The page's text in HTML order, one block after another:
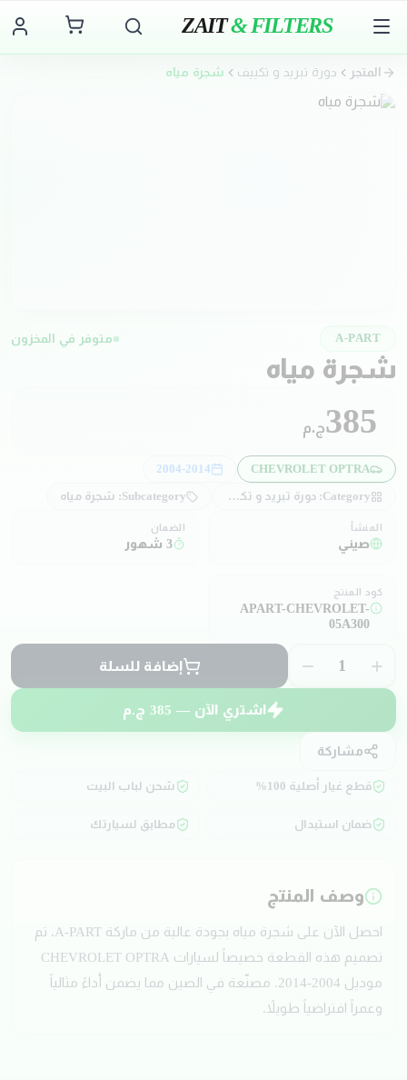
ZAIT& FILTERS
المتجر دورة تبريد و تكييف شجرة مياه
A-PART متوفر في المخزون
شجرة مياه
385ج.م
CHEVROLET OPTRA
2004-2014
Category: دورة تبريد و تكييف Subcategory: شجرة مياه
المنشأ
صيني
الضمان
3 شهور
كود المنتج
APART-CHEVROLET-
05A300
1 إضافة للسلة
اشتري الآن — 385 ج.م
مشاركة
قطع غيار أصلية 100% شحن لباب البيت
ضمان استبدال مطابق لسيارتك
وصف المنتج
احصل الآن على شجرة مياه بجودة عالية من ماركة A-PART. تم
تصميم هذه القطعة خصيصاً لسيارات CHEVROLET OPTRA
موديل 2004-2014. مصنّعة في الصين مما يضمن أداءً مثالياً
وعمراً افتراضياً طويلاً.